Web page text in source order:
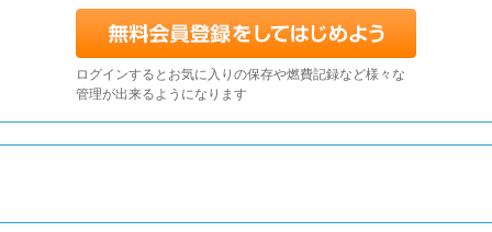
ログインするとお気に入りの保存や燃費記録など様々な
管理が出来るようになります